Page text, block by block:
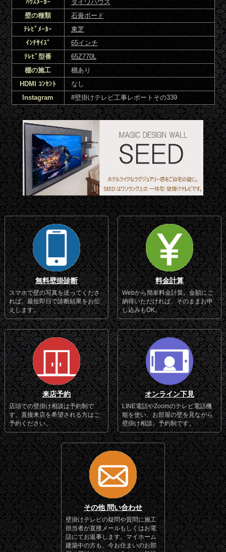
ﾊｳｽﾒｰｶｰ
ダイワハウス
壁の種類
石膏ボード
ﾃﾚﾋﾞﾒｰｶｰ
東芝
ｲﾝﾁｻｲｽﾞ
65インチ
ﾃﾚﾋﾞ型番
65Z770L
棚の施工
棚あり
HDMI ｺﾝｾﾝﾄ
なし
Instagram
#壁掛けテレビ工事レポートその339
無料壁掛診断
スマホで壁の写真を送ってくださ
れば、最短即日で診断結果をお伝
えします。
料金計算
Webから簡単料金計算。金額にご
納得いただければ、そのままお申
し込みもOK。
来店予約
店頭での壁掛け相談は予約制で
す。直接来店を希望される方はご
予約ください。
オンライン下見
LINE電話やZoomのテレビ電話機
能を使い、お部屋の壁を見ながら
壁掛け相談。予約制です。
その他 問い合わせ
壁掛けテレビの疑問や質問に施工
担当者が直接メールもしくはお電
話にてお返事します。マイホーム
建築中の方も、今お住まいのお部